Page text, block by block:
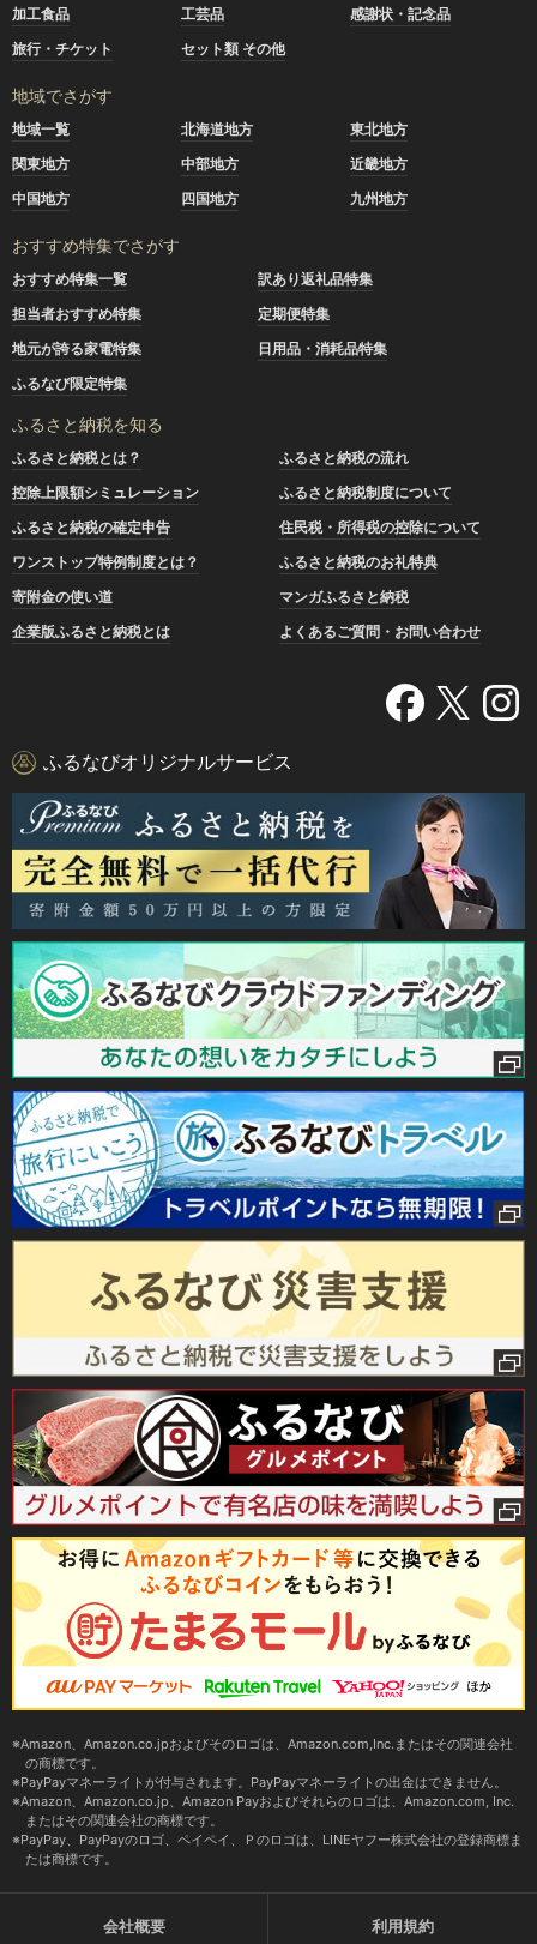
加工食品
工芸品
感謝状・記念品
旅行・チケット
セット類 その他
地域でさがす
地域一覧 北海道地方
東北地方
関東地方
中部地方
近畿地方
中国地方
四国地方 九州地方
おすすめ特集でさがす
おすすめ特集一覧
訳あり返礼品特集
担当者おすすめ特集
定期便特集
地元が誇る家電特集
日用品・消耗品特集
ふるなび限定特集
ふるさと納税を知る
ふるさと納税とは？
ふるさと納税の流れ
控除上限額シミュレーション
ふるさと納税制度について
ふるさと納税の確定申告
住民税・所得税の控除について
ワンストップ特例制度とは？
ふるさと納税のお礼特典
寄附金の使い道
マンガふるさと納税
企業版ふるさと納税とは
よくあるご質問・お問い合わせ
ふるなびオリジナルサービス
Amazon、Amazon.co.jpおよびそのロゴは、Amazon.com,Inc.またはその関連会社
の商標です。
PayPayマネーライトが付与されます。PayPayマネーライトの出金はできません。
Amazon、Amazon.co.jp、Amazon Payおよびそれらのロゴは、Amazon.com, Inc.
またはその関連会社の商標です。
PayPay、PayPayのロゴ、ペイペイ、Ｐのロゴは、LINEヤフー株式会社の登録商標ま
たは商標です。
会社概要 利用規約